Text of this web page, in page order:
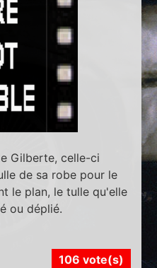
Gilberte, celle-ci
de sa robe pour le
le plan, le tulle qu'elle
ou déplié.
106 vote(s)